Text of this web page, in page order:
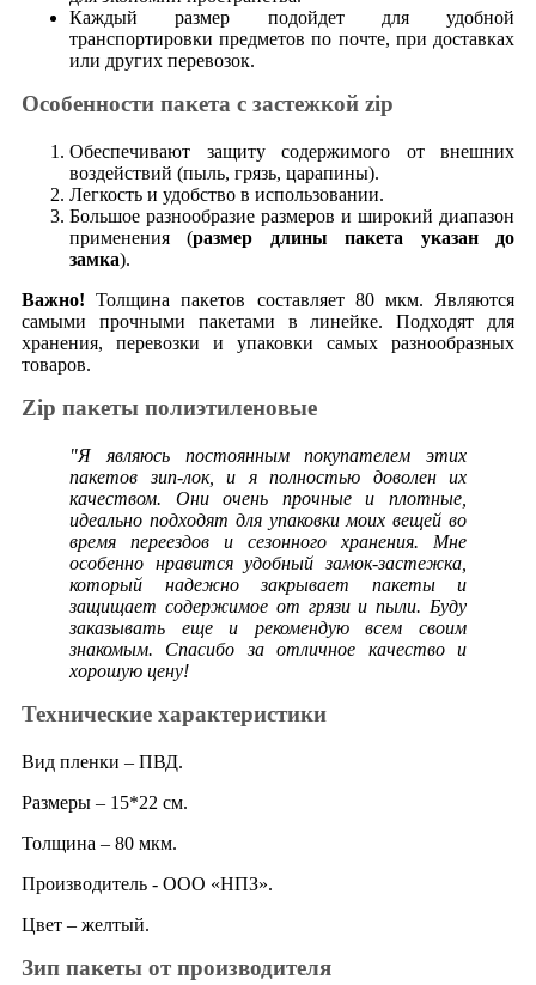
Каждый размер подойдет для удобной
транспортировки предметов по почте, при доставках
или других перевозок.
Особенности пакета с застежкой zip
Обеспечивают защиту содержимого от внешних
воздействий (пыль, грязь, царапины).
Легкость и удобство в использовании.
Большое разнообразие размеров и широкий диапазон
применения (размер длины пакета указан до
замка).
Важно!Толщина пакетов составляет 80 мкм. Являются
самыми прочными пакетами в линейке. Подходят для
хранения, перевозки и упаковки самых разнообразных
товаров.
Zip пакеты полиэтиленовые
"Я являюсь постоянным покупателем этих
пакетов зип-лок, и я полностью доволен их
качеством. Они очень прочные и плотные,
идеально подходят для упаковки моих вещей во
время переездов и сезонного хранения. Мне
особенно нравится удобный замок-застежка,
который надежно закрывает пакеты и
защищает содержимое от грязи и пыли. Буду
заказывать еще и рекомендую всем своим
знакомым. Спасибо за отличное качество и
хорошую цену!
Технические характеристики
Вид пленки – ПВД.
Размеры – 15*22 см.
Толщина – 80 мкм.
Производитель - ООО «НПЗ».
Цвет – желтый.
Зип пакеты от производителя